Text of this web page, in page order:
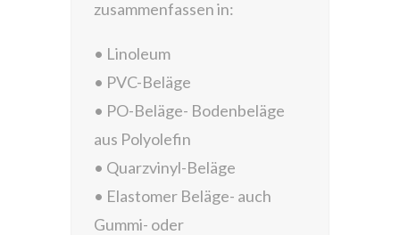
zusammenfassen in:
• Linoleum
• PVC-Beläge
• PO-Beläge- Bodenbeläge
aus Polyolefin
• Quarzvinyl-Beläge
• Elastomer Beläge- auch
Gummi- oder